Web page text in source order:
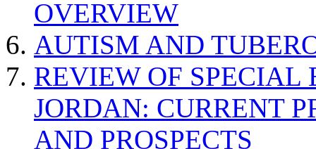
OVERVIEW
AUTISM AND
REVIEW OF SPECIAL
JORDAN: CURRENT
AND PROSPECTS